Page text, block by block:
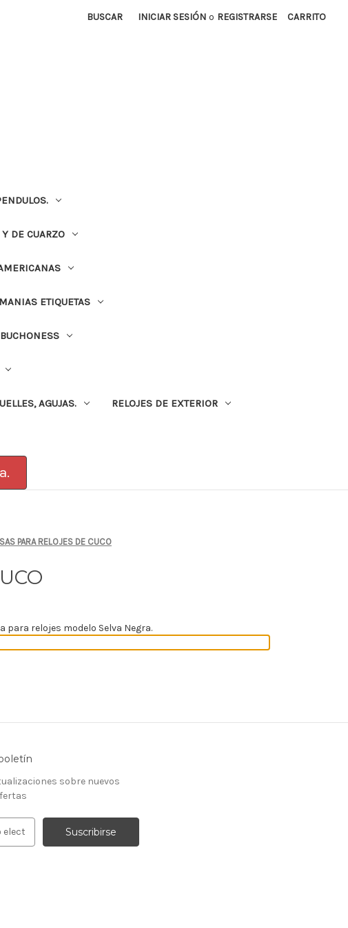
BUSCAR INICIAR SESIÓN o REGISTRARSE CARRITO
DE CUARZO
ETIQUETAS
AGUJAS. RELOJES DE EXTERIOR
PARA RELOJES DE CUCO
para relojes modelo Selva Negra.
sobre nuevos